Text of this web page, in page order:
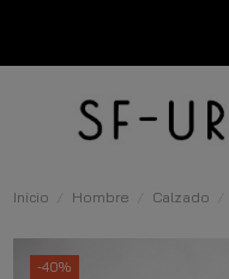
Inicio Hombre Calzado
-40%